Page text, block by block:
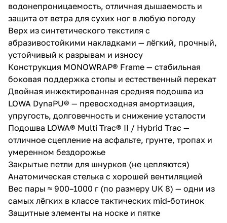
водонепроницаемость, отличная дышаемость и
защита от ветра для сухих ног в любую погоду
Верх из синтетического текстиля с
абразивостойкими накладками — лёгкий, прочный,
устойчивый к разрывам и износу
Конструкция MONOWRAP® Frame — стабильная
боковая поддержка стопы и естественный перекат
Двойная инжектированная средняя подошва из
LOWA DynaPU® — превосходная амортизация,
упругость, долговечность и снижение усталости
Подошва LOWA® Multi Trac® II / Hybrid Trac —
отличное сцепление на асфальте, грунте, тропах и
умеренном бездорожье
Закрытые петли для шнурков (не цепляются)
Анатомическая стелька с хорошей вентиляцией
Вес пары ≈ 900–1000 г (по размеру UK 8) — одни из
самых лёгких в классе тактических mid-ботинок
Защитные элементы на носке и пятке